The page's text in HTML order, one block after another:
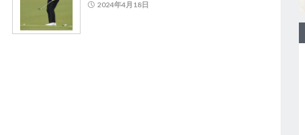
2024年4月18日